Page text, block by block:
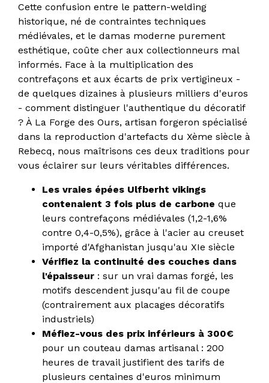
Cette confusion entre le pattern-welding
historique, né de contraintes techniques
médiévales, et le damas moderne purement
esthétique, coûte cher aux collectionneurs mal
informés. Face à la multiplication des
contrefaçons et aux écarts de prix vertigineux -
de quelques dizaines à plusieurs milliers d'euros
- comment distinguer l'authentique du décoratif
? À La Forge des Ours, artisan forgeron spécialisé
dans la reproduction d'artefacts du Xème siècle à
Rebecq, nous maîtrisons ces deux traditions pour
vous éclairer sur leurs véritables différences.
Les vraies épées Ulfberht vikings
contenaient 3 fois plus de carbone que
leurs contrefaçons médiévales (1,2-1,6%
contre 0,4-0,5%), grâce à l'acier au creuset
importé d'Afghanistan jusqu'au XIe siècle
Vérifiez la continuité des couches dans
l'épaisseur: sur un vrai damas forgé, les
motifs descendent jusqu'au fil de coupe
(contrairement aux placages décoratifs
industriels)
Méfiez-vous des prix inférieurs à 300€
pour un couteau damas artisanal : 200
heures de travail justifient des tarifs de
plusieurs centaines d'euros minimum